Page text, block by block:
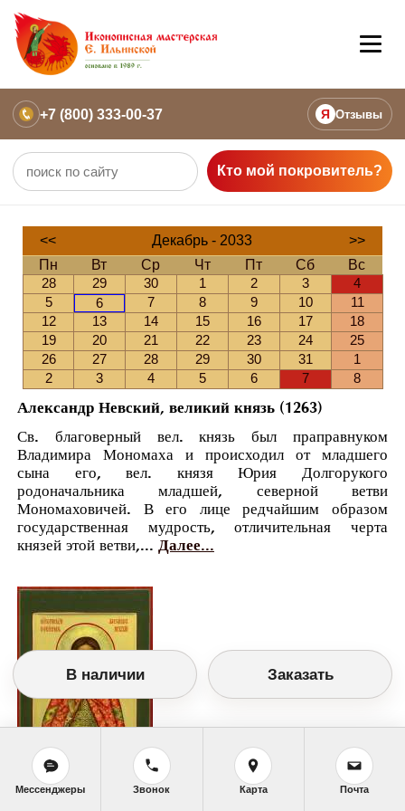
+7 (800) 333-00-37 Я Отзывы
Кто мой покровитель?
<< Декабрь - 2033
>>
Пн
Вт Ср Чт Пт Сб
Вс
28
29 30 1 2 3
4
5
6 7 8 9 10
11
12
13 14 15 16 17
18
19
20 21 22 23 24
25
26
27 28 29 30 31
1
2
3 4 5 6 7 8
Александр Невский, великий князь (1263)
Св. благоверный вел. князь был праправнуком
Владимира Мономаха и происходил от младшего
сына его, вел. князя Юрия Долгорукого
родоначальника младшей, северной ветви
Мономаховичей. В его лице редчайшим образом
государственная мудрость, отличительная черта
князей этой ветви,... Далее...
В наличии Заказать
Мессенджеры Звонок Карта Почта